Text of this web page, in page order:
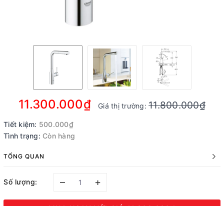
11.300.000₫ Giá thị trường:11.800.000₫
Tiết kiệm: 500.000₫
Tình trạng: Còn hàng
TỔNG QUAN
Số lượng: – +